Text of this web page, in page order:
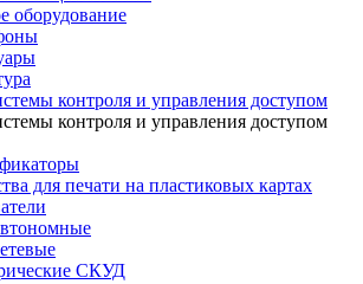
оборудование
контроля и управления доступом
контроля и управления доступом
для печати на пластиковых картах
СКУД